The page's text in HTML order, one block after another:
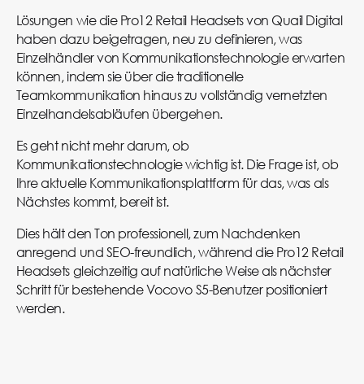
Lösungen wie die Pro12 Retail Headsets von Quail Digital
haben dazu beigetragen, neu zu definieren, was
Einzelhändler von Kommunikationstechnologie erwarten
können, indem sie über die traditionelle
Teamkommunikation hinaus zu vollständig vernetzten
Einzelhandelsabläufen übergehen.
Es geht nicht mehr darum, ob
Kommunikationstechnologie wichtig ist. Die Frage ist, ob
Ihre aktuelle Kommunikationsplattform für das, was als
Nächstes kommt, bereit ist.
Dies hält den Ton professionell, zum Nachdenken
anregend und SEO-freundlich, während die Pro12 Retail
Headsets gleichzeitig auf natürliche Weise als nächster
Schritt für bestehende Vocovo S5-Benutzer positioniert
werden.